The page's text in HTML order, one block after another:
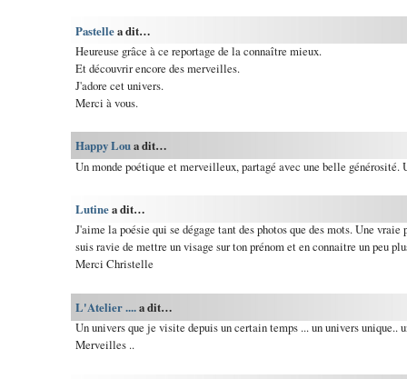
Pastellea dit…
Heureuse grâce à ce reportage de la connaître mieux.
Et découvrir encore des merveilles.
J'adore cet univers.
Merci à vous.
Happy Loua dit…
Un monde poétique et merveilleux, partagé avec une belle
Lutinea dit…
J'aime la poésie qui se dégage tant des photos que des mots. Une
suis ravie de mettre un visage sur ton prénom et en connaitre un peu
Merci Christelle
L'Atelier ....a dit…
Un univers que je visite depuis un certain temps ... un univers unique..
Merveilles ..